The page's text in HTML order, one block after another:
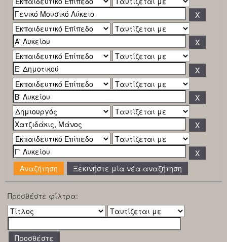
Ξεκινήστε μία νέα αναζήτηση
Προσθέστε φίλτρα: